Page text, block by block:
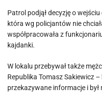
Patrol podjął decyzję o
która wg policjantów nie
współpracowała z
kajdanki.
W lokalu przebywał także
Republika Tomasz Sakiewicz
przekazywane informacje i